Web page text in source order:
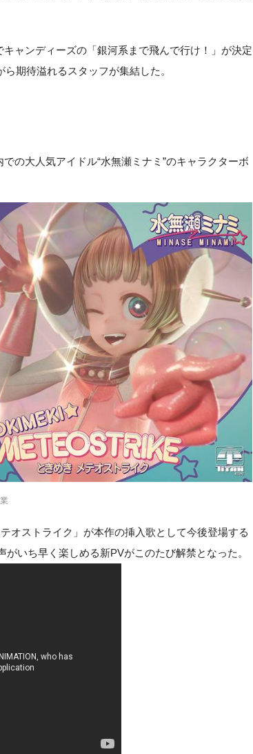
ャンディーズの「銀河系まで飛んで行け！」が決定
期待溢れるスタッフが集結した。
の大人気アイドル“水無瀬ミナミ”のキャラクターボ
オストライク」が本作の挿入歌として今後登場する
いち早く楽しめる新PVがこのたび解禁となった。